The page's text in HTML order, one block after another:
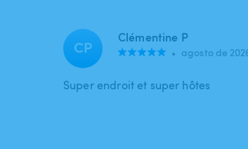
CP Clémentine P
• agosto de
Super endroit et super hôtes